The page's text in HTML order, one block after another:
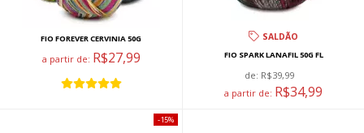
FIO FOREVER CERVINIA 50G
a partir de: R$27,99
SALDÃO
FIO SPARK LANAFIL 50G FL
de: R$39,99
a partir de: R$34,99
15%